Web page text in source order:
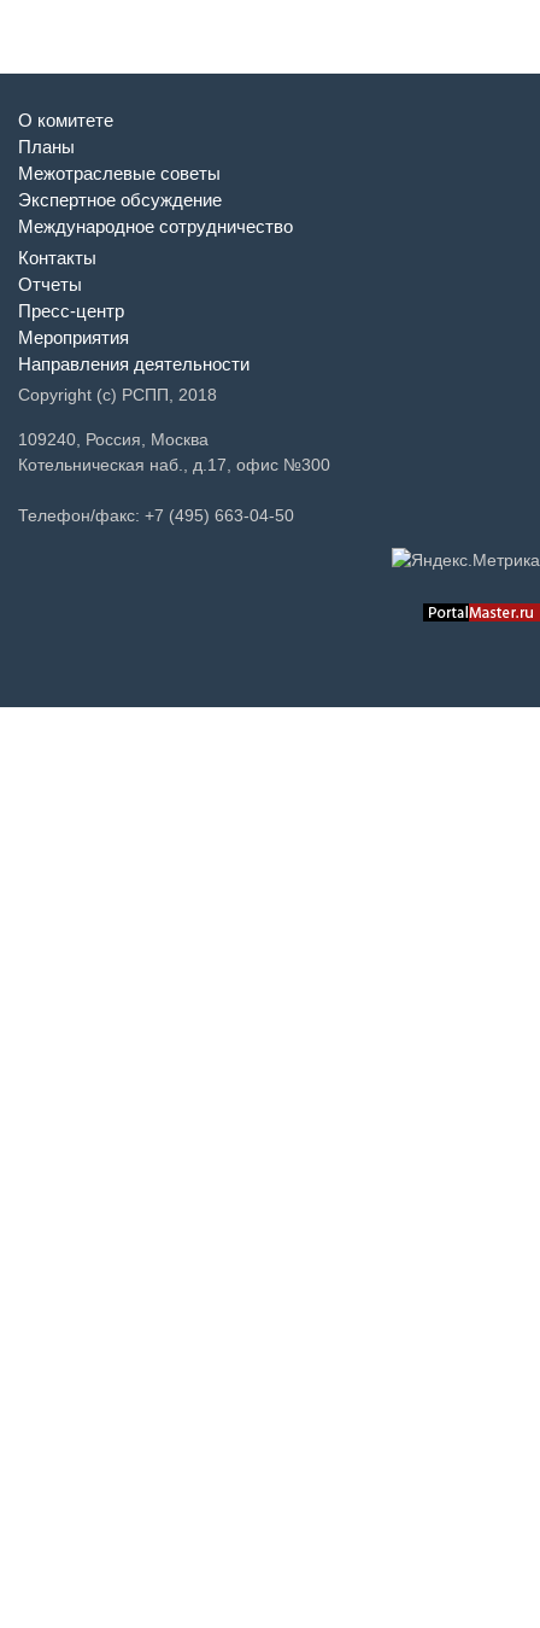
О комитете
Планы
Межотраслевые советы
Экспертное обсуждение
Международное сотрудничество
Контакты
Отчеты
Пресс-центр
Мероприятия
Направления деятельности
Copyright (c) РСПП, 2018
109240, Россия, Москва
Котельническая наб., д.17, офис №300
Телефон/факс: +7 (495) 663-04-50